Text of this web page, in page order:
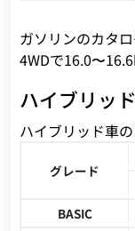
ガソリンのカタ
4WDで16.0〜
ハイブリッ
ハイブリッド車
グレード
BASIC